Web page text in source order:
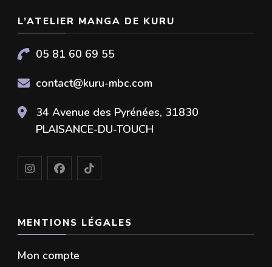
L’ATELIER MANGA DE KURU
05 81 60 69 55
contact@kuru-mbc.com
34 Avenue des Pyrénées, 31830
PLAISANCE-DU-TOUCH
MENTIONS LÉGALES
Mon compte